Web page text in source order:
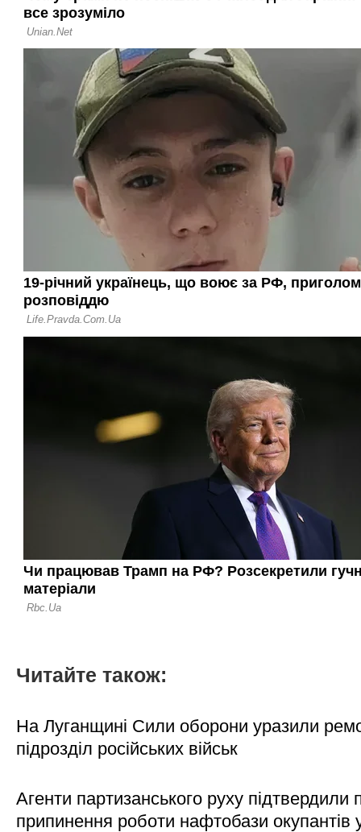
Читайте також:
На Луганщині Сили оборони уразили
підрозділ російських військ
Агенти партизанського руху підтвердили
припинення роботи нафтобази окупантів